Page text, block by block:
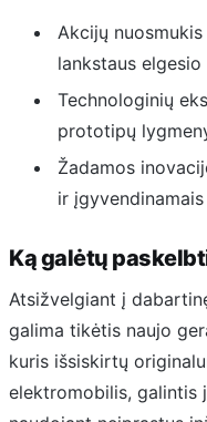
Akcijų
lankstaus
Technologinių
prototipų
Žadamos
ir
Ką galėtų
Atsižvelgiant į
galima tikėtis naujo
kuris išsiskirtų
elektromobilis, galintis